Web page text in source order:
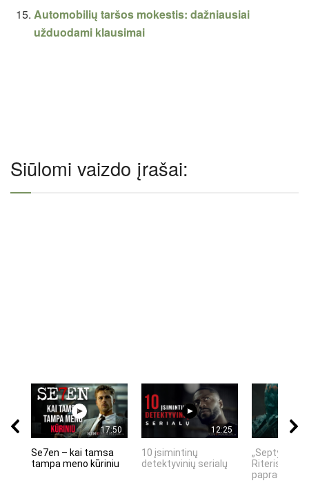
Automobilių taršos mokestis: dažniausiai
užduodami klausimai
Siūlomi vaizdo įrašai:
17:50
Se7en – kai tamsa
tampa meno kūriniu
12:25
10 įsimintinų
detektyvinių serialų
„Septynių
Riteris" – kai